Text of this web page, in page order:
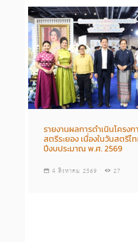
รายงานผลการดำเนินโครง
สตรีระยอง เนื่องในวันสตรีไ
ปีงบประมาณ พ.ศ. 2569
4 สิงหาคม 2569 27